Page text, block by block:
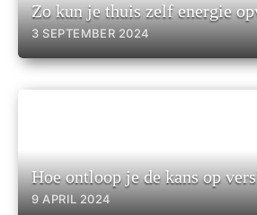
Zo kun je thuis zelf energie
3 SEPTEMBER 2024
Hoe ontloop je de kans op
9 APRIL 2024